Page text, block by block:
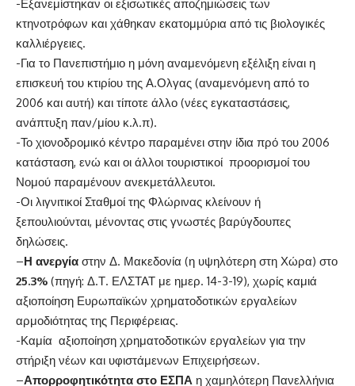
-Εξανεμίστηκαν οι εξισωτικές αποζημιώσεις των
κτηνοτρόφων και χάθηκαν εκατομμύρια από τις βιολογικές
καλλιέργειες.
-Για το Πανεπιστήμιο η μόνη αναμενόμενη εξέλιξη είναι η
επισκευή του κτιρίου της Α.Ολγας (αναμενόμενη από το
2006 και αυτή) και τίποτε άλλο (νέες εγκαταστάσεις,
ανάπτυξη παν/μίου κ.λ.π).
-Το χιονοδρομικό κέντρο παραμένει στην ίδια πρό του 2006
κατάσταση, ενώ και οι άλλοι τουριστικοί προορισμοί του
Νομού παραμένουν ανεκμετάλλευτοι.
-Οι λιγνιτικοί Σταθμοί της Φλώρινας κλείνουν ή
ξεπουλιούνται, μένοντας στις γνωστές βαρύγδουπες
δηλώσεις.
–Η ανεργία στην Δ. Μακεδονία (η υψηλότερη στη Χώρα) στο
25.3% (πηγή: Δ.Τ. ΕΛΣΤΑΤ με ημερ. 14-3-19), χωρίς καμιά
αξιοποίηση Ευρωπαϊκών χρηματοδοτικών εργαλείων
αρμοδιότητας της Περιφέρειας.
-Καμία αξιοποίηση χρηματοδοτικών εργαλείων για την
στήριξη νέων και υφιστάμενων Επιχειρήσεων.
–Απορροφητικότητα στο ΕΣΠΑ η χαμηλότερη Πανελλήνια